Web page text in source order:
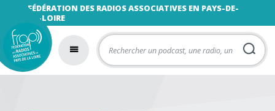
FÉDÉRATION DES RADIOS ASSOCIATIVES EN PAYS-DE-
LA-LOIRE